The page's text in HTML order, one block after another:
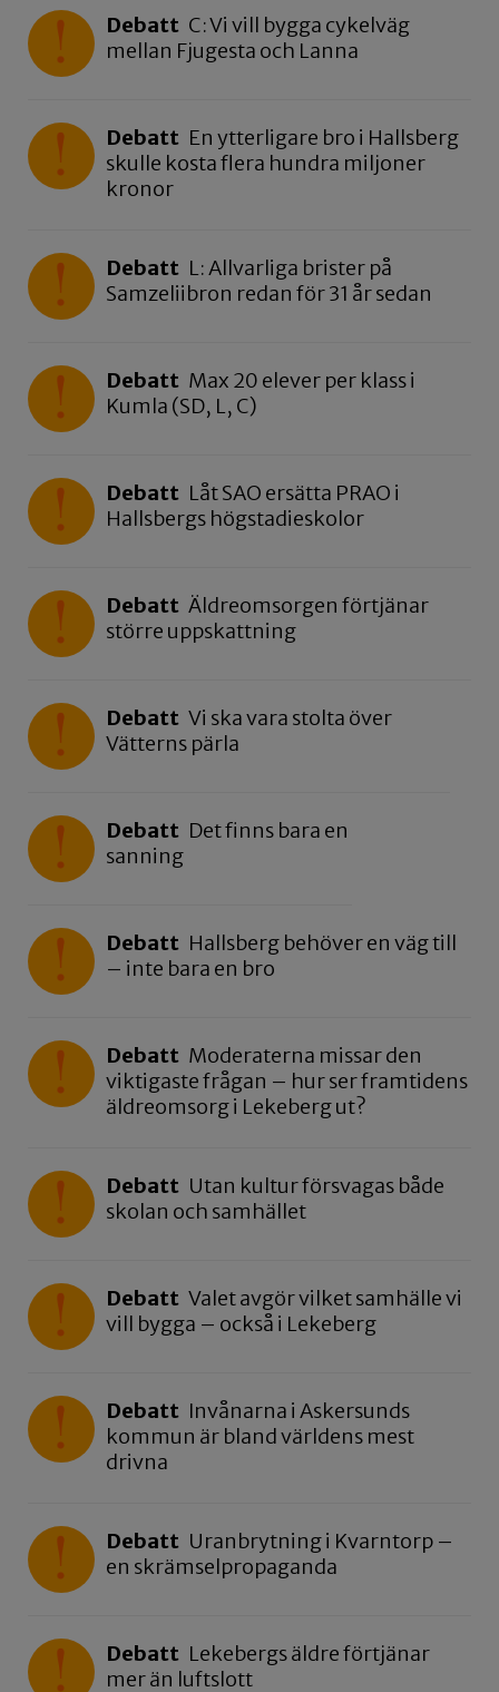
Debatt C: Vi vill bygga cykelväg
mellan Fjugesta och Lanna
Debatt En ytterligare bro i Hallsberg
skulle kosta flera hundra miljoner
kronor
Debatt L: Allvarliga brister på
Samzeliibron redan för 31 år sedan
Debatt Max 20 elever per klass i
Kumla (SD, L, C)
Debatt Låt SAO ersätta PRAO i
Hallsbergs högstadieskolor
Debatt Äldreomsorgen förtjänar
större uppskattning
Debatt Vi ska vara stolta över
Vätterns pärla
Debatt Det finns bara en
sanning
Debatt Hallsberg behöver en väg till
– inte bara en bro
Debatt Moderaterna missar den
viktigaste frågan – hur ser framtidens
äldreomsorg i Lekeberg ut?
Debatt Utan kultur försvagas både
skolan och samhället
Debatt Valet avgör vilket samhälle vi
vill bygga – också i Lekeberg
Debatt Invånarna i Askersunds
kommun är bland världens mest
drivna
Debatt Uranbrytning i Kvarntorp –
en skrämselpropaganda
Debatt Lekebergs äldre förtjänar
mer än luftslott